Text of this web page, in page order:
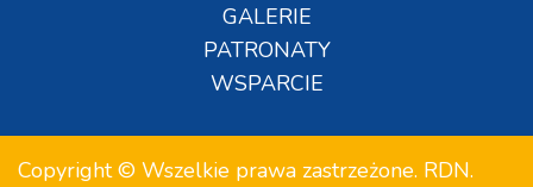
GALERIE
PATRONATY
WSPARCIE
Copyright © Wszelkie prawa zastrzeżone. RDN.